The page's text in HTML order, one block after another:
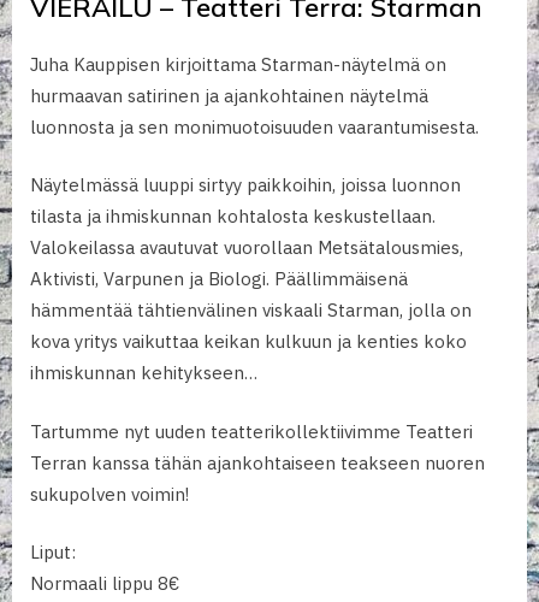
Juha Kauppisen kirjoittama Starman-näytelmä on
hurmaavan satirinen ja ajankohtainen näytelmä
luonnosta ja sen monimuotoisuuden vaarantumisesta.
Näytelmässä luuppi sirtyy paikkoihin, joissa luonnon
tilasta ja ihmiskunnan kohtalosta keskustellaan.
Valokeilassa avautuvat vuorollaan Metsätalousmies,
Aktivisti, Varpunen ja Biologi. Päällimmäisenä
hämmentää tähtienvälinen viskaali Starman, jolla on
kova yritys vaikuttaa keikan kulkuun ja kenties koko
ihmiskunnan kehitykseen…
Tartumme nyt uuden teatterikollektiivimme Teatteri
Terran kanssa tähän ajankohtaiseen teakseen nuoren
sukupolven voimin!
Liput:
Normaali lippu 8€